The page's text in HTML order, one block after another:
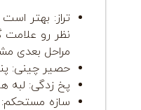
تراز: بهتر
نظر رو
مراحل بعدی
حصیر چینی:
پخ زدگی: لبه